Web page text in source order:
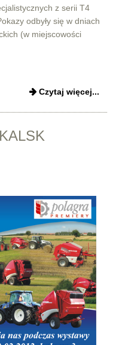
z serii T4
odbyły się w dniach
(w miejscowości
Czytaj więcej...